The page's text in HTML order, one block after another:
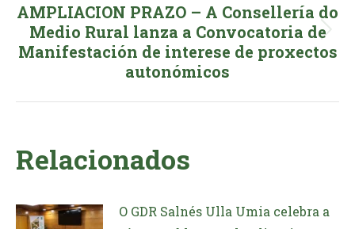
Next
post:
AMPLIACION PRAZO – A Consellería do
Medio Rural lanza a Convocatoria de
Manifestación de interese de proxectos
autonómicos
Relacionados
O GDR Salnés Ulla Umia celebra a